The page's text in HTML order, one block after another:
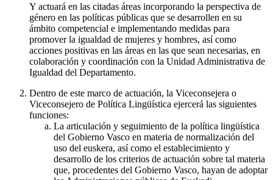
Y actuará en las citadas áreas incorporando la perspectiva de
género en las políticas públicas que se desarrollen en su
ámbito competencial e implementando medidas para
promover la igualdad de mujeres y hombres, así como
acciones positivas en las áreas en las que sean necesarias, en
colaboración y coordinación con la Unidad Administrativa de
Igualdad del Departamento.
Dentro de este marco de actuación, la Viceconsejera o
Viceconsejero de Política Lingüística ejercerá las siguientes
funciones:
La articulación y seguimiento de la política lingüística
del Gobierno Vasco en materia de normalización del
uso del euskera, así como el establecimiento y
desarrollo de los criterios de actuación sobre tal materia
que, procedentes del Gobierno Vasco, hayan de adoptar